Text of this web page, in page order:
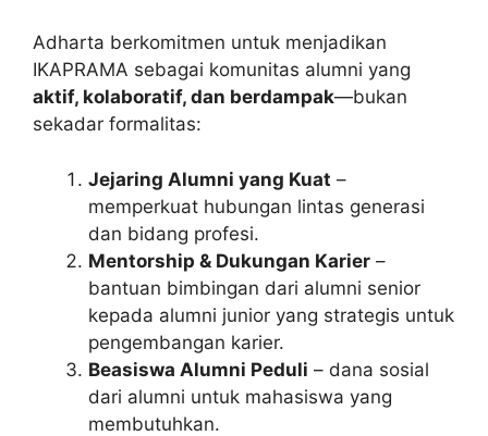
Adharta berkomitmen untuk menjadikan
IKAPRAMA sebagai komunitas alumni yang
aktif, kolaboratif, dan berdampak—bukan
sekadar formalitas:
Jejaring Alumni yang Kuat –
memperkuat hubungan lintas generasi
dan bidang profesi.
Mentorship & Dukungan Karier –
bantuan bimbingan dari alumni senior
kepada alumni junior yang strategis untuk
pengembangan karier.
Beasiswa Alumni Peduli – dana sosial
dari alumni untuk mahasiswa yang
membutuhkan.